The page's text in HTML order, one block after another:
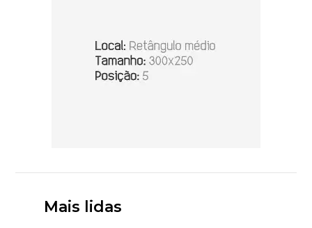
Mais lidas